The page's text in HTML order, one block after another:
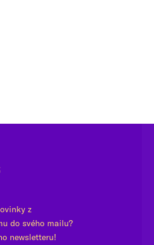
z
do svého mailu?
newsletteru!